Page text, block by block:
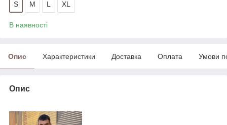
S M L XL
В наявності
Опис Характеристики Доставка Оплата Умови
Опис